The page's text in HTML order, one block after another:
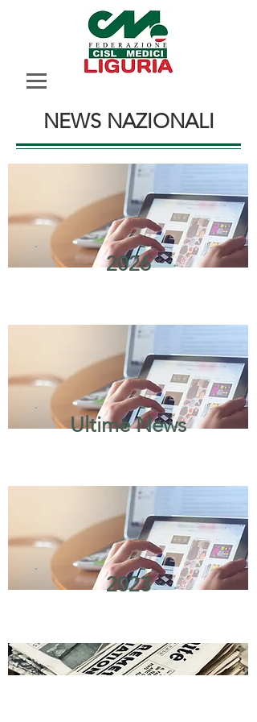
NEWS NAZIONALI
2026
Ultime News
2023